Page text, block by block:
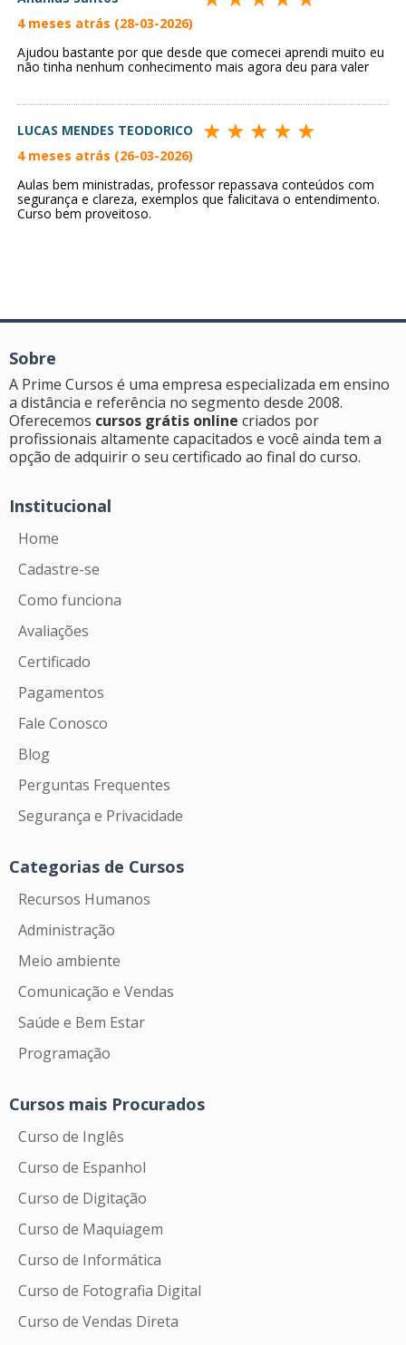
4 meses atrás (28-03-2026)
Ajudou bastante por que desde que comecei aprendi muito eu
não tinha nenhum conhecimento mais agora deu para valer
LUCAS MENDES TEODORICO
4 meses atrás (26-03-2026)
Aulas bem ministradas, professor repassava conteúdos com
segurança e clareza, exemplos que falicitava o entendimento.
Curso bem proveitoso.
Sobre
A Prime Cursos é uma empresa especializada em ensino
a distância e referência no segmento desde 2008.
Oferecemos cursos grátis online criados por
profissionais altamente capacitados e você ainda tem a
opção de adquirir o seu certificado ao final do curso.
Institucional
Home
Cadastre-se
Como funciona
Avaliações
Certificado
Pagamentos
Fale Conosco
Blog
Perguntas Frequentes
Segurança e Privacidade
Categorias de Cursos
Recursos Humanos
Administração
Meio ambiente
Comunicação e Vendas
Saúde e Bem Estar
Programação
Cursos mais Procurados
Curso de Inglês
Curso de Espanhol
Curso de Digitação
Curso de Maquiagem
Curso de Informática
Curso de Fotografia Digital
Curso de Vendas Direta